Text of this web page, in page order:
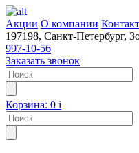
Акции О компании
197198, Санкт-Петербург,
997-10-56
Заказать звонок
Корзина: 0 i